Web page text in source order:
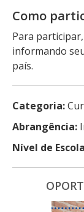
Como
Para
informando
país.
Categoria:
Abrangência:
Nível de